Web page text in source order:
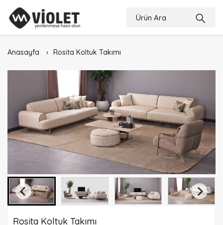
Anasayfa Rosita Koltuk Takımı
Rosita Koltuk Takımı